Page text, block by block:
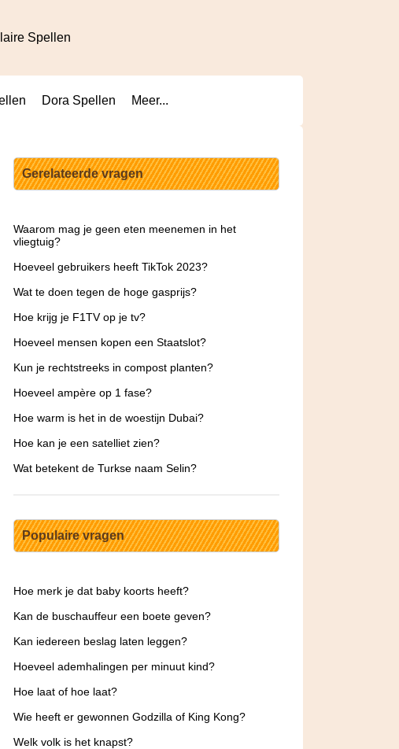
Spellen
Dora Spellen Meer...
Gerelateerde vragen
Waarom mag je geen eten meenemen in het
vliegtuig?
Hoeveel gebruikers heeft TikTok 2023?
Wat te doen tegen de hoge gasprijs?
Hoe krijg je F1TV op je tv?
Hoeveel mensen kopen een Staatslot?
Kun je rechtstreeks in compost planten?
Hoeveel ampère op 1 fase?
Hoe warm is het in de woestijn Dubai?
Hoe kan je een satelliet zien?
Wat betekent de Turkse naam Selin?
Populaire vragen
Hoe merk je dat baby koorts heeft?
Kan de buschauffeur een boete geven?
Kan iedereen beslag laten leggen?
Hoeveel ademhalingen per minuut kind?
Hoe laat of hoe laat?
Wie heeft er gewonnen Godzilla of King Kong?
Welk volk is het knapst?